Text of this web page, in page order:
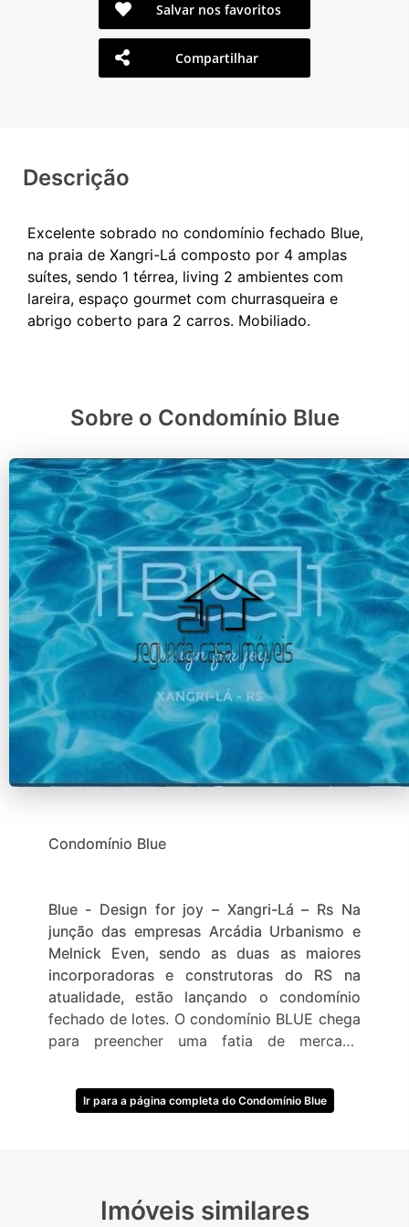
Salvar nos favoritos
Compartilhar
Descrição
Excelente sobrado no condomínio fechado Blue,
na praia de Xangri-Lá composto por 4 amplas
suítes, sendo 1 térrea, living 2 ambientes com
lareira, espaço gourmet com churrasqueira e
Sobre o Condomínio Blue
Condomínio Blue
Blue - Design for joy – Xangri-Lá – Rs Na
junção das empresas Arcádia Urbanismo e
Melnick Even, sendo as duas as maiores
incorporadoras e construtoras do RS na
atualidade, estão lançando o condomínio
fechado de lotes. O condomínio BLUE chega
para preencher uma fatia de mercado
Xangri-Lá para clientes que procuram um
condomínio no centro da cidade e próximo
com terrenos de 250 m² a 460 m² . O
Ir para a página completa do Condomínio Blue
Imóveis similares